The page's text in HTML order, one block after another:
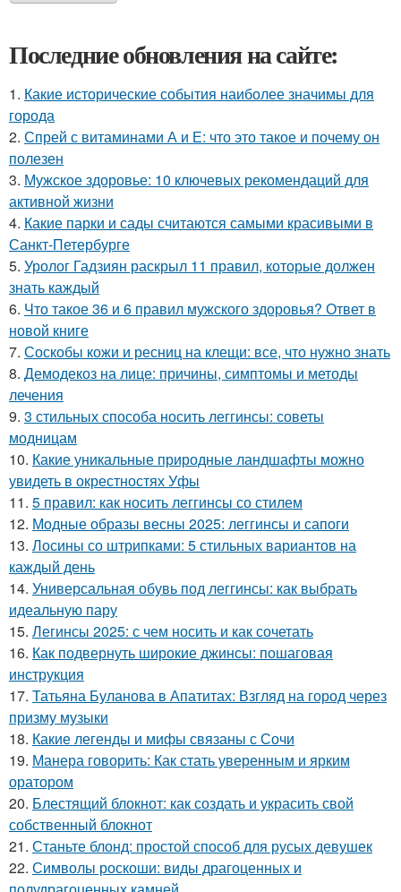
Последние обновления на сайте:
1. Какие исторические события наиболее значимы для
города
2. Спрей с витаминами А и Е: что это такое и почему он
полезен
3. Мужское здоровье: 10 ключевых рекомендаций для
активной жизни
4. Какие парки и сады считаются самыми красивыми в
Санкт-Петербурге
5. Уролог Гадзиян раскрыл 11 правил, которые должен
знать каждый
6. Что такое 36 и 6 правил мужского здоровья? Ответ в
новой книге
7. Соскобы кожи и ресниц на клещи: все, что нужно знать
8. Демодекоз на лице: причины, симптомы и методы
лечения
9. 3 стильных способа носить леггинсы: советы
модницам
10. Какие уникальные природные ландшафты можно
увидеть в окрестностях Уфы
11. 5 правил: как носить леггинсы со стилем
12. Модные образы весны 2025: леггинсы и сапоги
13. Лосины со штрипками: 5 стильных вариантов на
каждый день
14. Универсальная обувь под леггинсы: как выбрать
идеальную пару
15. Легинсы 2025: с чем носить и как сочетать
16. Как подвернуть широкие джинсы: пошаговая
инструкция
17. Татьяна Буланова в Апатитах: Взгляд на город через
призму музыки
18. Какие легенды и мифы связаны с Сочи
19. Манера говорить: Как стать уверенным и ярким
оратором
20. Блестящий блокнот: как создать и украсить свой
собственный блокнот
21. Станьте блонд: простой способ для русых девушек
22. Символы роскоши: виды драгоценных и